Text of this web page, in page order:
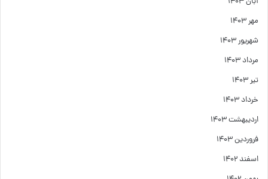
مهر ۱۴۰۳
شهریور ۱۴۰۳
مرداد ۱۴۰۳
تیر ۱۴۰۳
خرداد ۱۴۰۳
اردیبهشت ۱۴۰۳
فروردین ۱۴۰۳
اسفند ۱۴۰۲